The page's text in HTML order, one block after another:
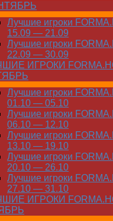
Лучшие игроки
15.09 — 21.09
Лучшие игроки
22.09 — 30.09
ИГРОКИ
Лучшие игроки
01.10 — 05.10
Лучшие игроки
06.10 — 12.10
Лучшие игроки
13.10 — 19.10
Лучшие игроки
20.10 — 26.10
Лучшие игроки
27.10 — 31.10
ИГРОКИ